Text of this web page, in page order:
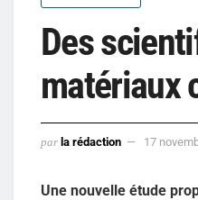
Des
matériaux
par la rédaction 17
Une nouvelle étude